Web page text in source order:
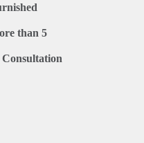
than 5